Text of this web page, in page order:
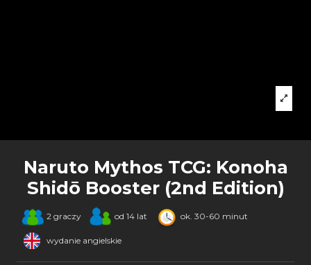
Naruto Mythos TCG: Konoha
Shidō Booster (2nd Edition)
2 graczy od 14 lat ok. 30-60 minut
wydanie angielskie